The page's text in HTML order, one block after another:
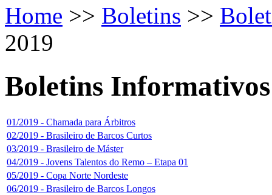
Home >> Boletins >>
2019
Boletins Informativos
01/2019 - Chamada para Árbitros
02/2019 - Brasileiro de Barcos Curtos
03/2019 - Brasileiro de Máster
04/2019 - Jovens Talentos do Remo – Etapa 01
05/2019 - Copa Norte Nordeste
06/2019 - Brasileiro de Barcos Longos